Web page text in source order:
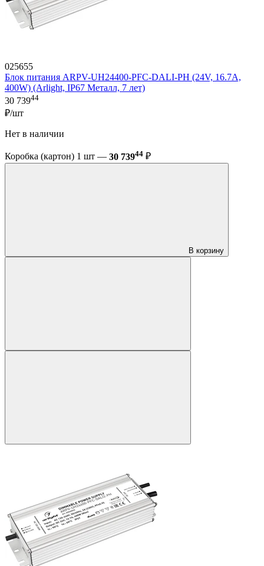
025655
Блок питания ARPV-UH24400-PFC-DALI-PH (24V, 16.7A,
400W) (Arlight, IP67 Металл, 7 лет)
30 73944
₽/шт
Нет в наличии
Коробка (картон) 1 шт — 30 73944 ₽
В корзину